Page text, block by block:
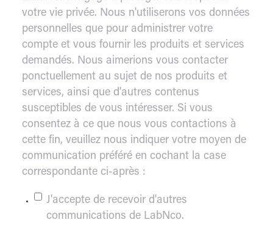
votre vie privée. Nous n'utiliserons vos données
personnelles que pour administrer votre
compte et vous fournir les produits et services
demandés. Nous aimerions vous contacter
ponctuellement au sujet de nos produits et
services, ainsi que d'autres contenus
susceptibles de vous intéresser. Si vous
consentez à ce que nous vous contactions à
cette fin, veuillez nous indiquer votre moyen de
communication préféré en cochant la case
correspondante ci-après :
J'accepte de recevoir d'autres
communications de LabNco.